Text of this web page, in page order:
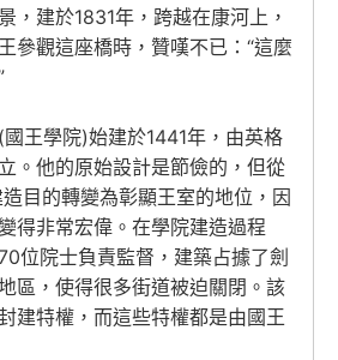
，建於1831年，跨越在康河上，
參觀這座橋時，贊嘆不已：“這麼
王學院)始建於1441年，由英格
。他的原始設計是節儉的，但從
目的轉變為彰顯王室的地位，因
得非常宏偉。在學院建造過程
位院士負責監督，建築占據了劍
區，使得很多街道被迫關閉。該
建特權，而這些特權都是由國王